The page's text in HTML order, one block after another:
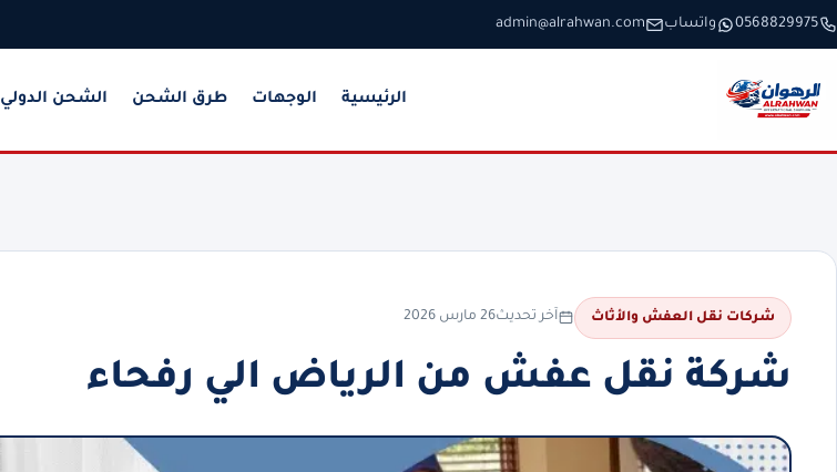
تخطَّ إلى المحتوى
0568829975 واتساب admin@alrahwan.com
الرئيسية الوجهات طرق الشحن الشحن الدولي
شركات نقل العفش والأثاث آخر تحديث26 مارس 2026
شركة نقل عفش من الرياض الي رفحاء